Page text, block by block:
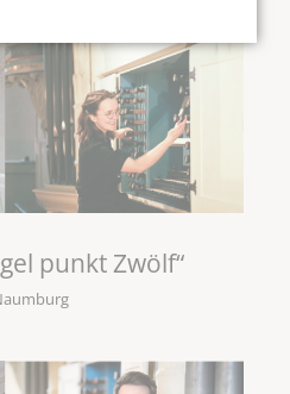
punkt Zwölf“